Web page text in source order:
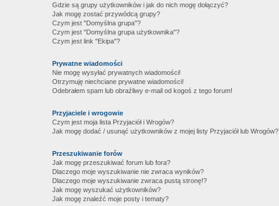
Gdzie są grupy użytkowników i jak do nich mogę dołączyć?
Jak mogę zostać przywódcą grupy?
Czym jest "Domyślna grupa"?
Czym jest "Domyślna grupa użytkownika"?
Czym jest link "Ekipa"?
Prywatne wiadomości
Nie mogę wysyłać prywatnych wiadomości!
Otrzymuję niechciane prywatne wiadomości!
Odebrałem spam lub obraźliwy e-mail od kogoś z tego forum!
Przyjaciele i wrogowie
Czym jest moja lista Przyjaciół i Wrogów?
Jak mogę dodać / usunąć użytkowników z mojej listy Przyjaciół lub Wrogów?
Przeszukiwanie forów
Jak mogę przeszukiwać forum lub fora?
Dlaczego moje wyszukiwanie nie zwraca wyników?
Dlaczego moje wyszukiwanie zwraca pustą stronę!?
Jak mogę wyszukać użytkowników?
Jak mogę znaleźć moje posty i tematy?